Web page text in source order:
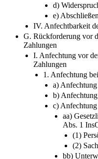
d)
e)
IV. Anfechtbarkeit
G. Rückforderung vor
Zahlungen
I. Anfechtung vor
Zahlungen
1. Anfechtung
a)
b)
c)
aa)
Abs. 1
(1)
(2)
bb)